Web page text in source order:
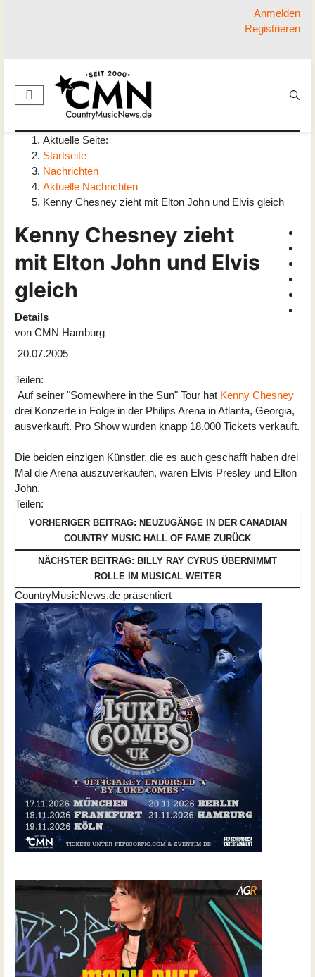
Anmelden
Registrieren
Aktuelle Seite:
Startseite
Nachrichten
Aktuelle Nachrichten
Kenny Chesney zieht mit Elton John und Elvis gleich
Kenny Chesney zieht
mit Elton John und Elvis
gleich
Details
von CMN Hamburg
20.07.2005
Teilen:
Auf seiner "Somewhere in the Sun" Tour hat Kenny Chesney
drei Konzerte in Folge in der Philips Arena in Atlanta, Georgia,
ausverkauft. Pro Show wurden knapp 18.000 Tickets verkauft.
Die beiden einzigen Künstler, die es auch geschafft haben drei
Mal die Arena auszuverkaufen, waren Elvis Presley und Elton
John.
Teilen:
VORHERIGER BEITRAG: NEUZUGÄNGE IN DER CANADIAN
COUNTRY MUSIC HALL OF FAME ZURÜCK
NÄCHSTER BEITRAG: BILLY RAY CYRUS ÜBERNIMMT
ROLLE IM MUSICAL WEITER
CountryMusicNews.de präsentiert